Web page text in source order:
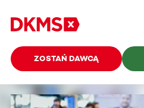
ZOSTAŃ DAWCĄ